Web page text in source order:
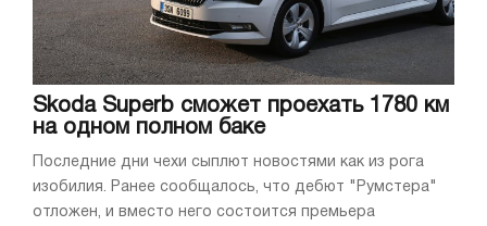
Skoda Superb сможет проехать 1780 км
на одном полном баке
Последние дни чехи сыплют новостями как из рога
изобилия. Ранее сообщалось, что дебют "Румстера"
отложен, и вместо него состоится премьера